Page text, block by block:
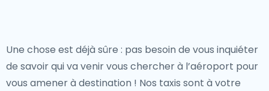
Une chose est déjà sûre : pas besoin de vous inquiéter
de savoir qui va venir vous chercher à l’aéroport pour
vous amener à destination ! Nos taxis sont à votre